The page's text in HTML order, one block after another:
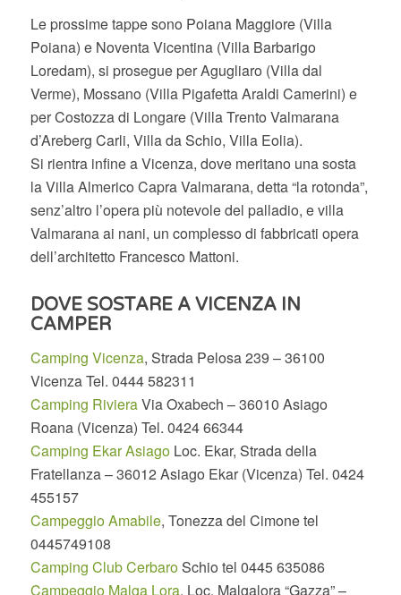
Le prossime tappe sono Poiana Maggiore (Villa
Poiana) e Noventa Vicentina (Villa Barbarigo
Loredam), si prosegue per Agugliaro (Villa dal
Verme), Mossano (Villa Pigafetta Araldi Camerini) e
per Costozza di Longare (Villa Trento Valmarana
d’Areberg Carli, Villa da Schio, Villa Eolia).
Si rientra infine a Vicenza, dove meritano una sosta
la Villa Almerico Capra Valmarana, detta “la rotonda”,
senz’altro l’opera più notevole del palladio, e villa
Valmarana ai nani, un complesso di fabbricati opera
dell’architetto Francesco Mattoni.
DOVE SOSTARE A VICENZA IN
CAMPER
Camping Vicenza, Strada Pelosa 239 – 36100
Vicenza Tel. 0444 582311
Camping RivieraVia Oxabech – 36010 Asiago
Roana (Vicenza) Tel. 0424 66344
Camping Ekar Asiago Loc. Ekar, Strada della
Fratellanza – 36012 Asiago Ekar (Vicenza) Tel. 0424
455157
Campeggio Amabile, Tonezza del Cimone tel
0445749108
Camping Club CerbaroSchio tel 0445 635086
Campeggio Malga Lora. Loc. Malgalora “Gazza” –